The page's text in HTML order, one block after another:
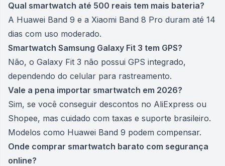
Qual smartwatch até 500 reais tem mais bateria?
A Huawei Band 9 e a Xiaomi Band 8 Pro duram até 14
dias com uso moderado.
Smartwatch Samsung Galaxy Fit 3 tem GPS?
Não, o Galaxy Fit 3 não possui GPS integrado,
dependendo do celular para rastreamento.
Vale a pena importar smartwatch em 2026?
Sim, se você conseguir descontos no AliExpress ou
Shopee, mas cuidado com taxas e suporte brasileiro.
Modelos como Huawei Band 9 podem compensar.
Onde comprar smartwatch barato com segurança
online?